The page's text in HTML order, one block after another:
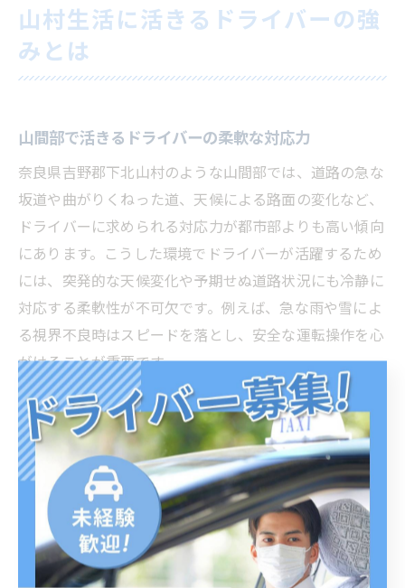
山村生活に活きるドライバーの強
みとは
山間部で活きるドライバーの柔軟な対応力
奈良県吉野郡下北山村のような山間部では、道路の急な
坂道や曲がりくねった道、天候による路面の変化など、
ドライバーに求められる対応力が都市部よりも高い傾向
にあります。こうした環境でドライバーが活躍するため
には、突発的な天候変化や予期せぬ道路状況にも冷静に
対応する柔軟性が不可欠です。例えば、急な雨や雪によ
る視界不良時はスピードを落とし、安全な運転操作を心
がけることが重要です。
また、地元特有の道路事情を理解し、事前にルート確認
や気象情報の把握を徹底することで、危険を未然に防ぐ
対応力が身につきます。未経験者の場合でも、入社後の
研修や先輩ドライバーからのアドバイスを活用すること
で、徐々に山間部ならではの運転技術や判断力を習得で
きます。柔軟な対応力を持つことで、乗客の安心感を高
めるとともに、自身の安全も守ることにつながります。